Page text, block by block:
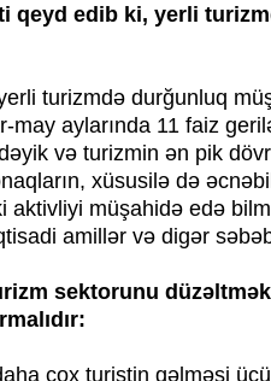
qeyd edib ki, yerli
turizmdə durğunluq
may aylarında 11 faiz
və turizmin ən pik
xüsusilə də
aktivliyi müşahidə edə
amillər və digər
sektorunu
çox turistin gəlməsi